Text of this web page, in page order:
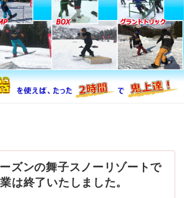
ズンの舞子スノーリゾートで
は終了いたしました。